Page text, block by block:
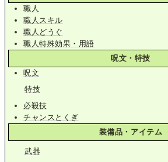
職人
職人スキル
職人どうぐ
職人特殊効果・用語
呪文・特技
呪文
特技
必殺技
チャンスとくぎ
装備品・アイテム
武器